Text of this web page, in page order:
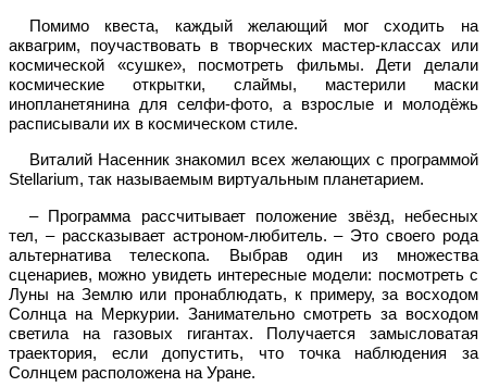
Помимо квеста, каждый желающий мог сходить на
аквагрим, поучаствовать в творческих мастер-классах или
космической «сушке», посмотреть фильмы. Дети делали
космические открытки, слаймы, мастерили маски
инопланетянина для селфи-фото, а взрослые и молодёжь
расписывали их в космическом стиле.
Виталий Насенник знакомил всех желающих с программой
Stellarium, так называемым виртуальным планетарием.
– Программа рассчитывает положение звёзд, небесных
тел, – рассказывает астроном-любитель. – Это своего рода
альтернатива телескопа. Выбрав один из множества
сценариев, можно увидеть интересные модели: посмотреть с
Луны на Землю или пронаблюдать, к примеру, за восходом
Солнца на Меркурии. Занимательно смотреть за восходом
светила на газовых гигантах. Получается замысловатая
траектория, если допустить, что точка наблюдения за
Солнцем расположена на Уране.